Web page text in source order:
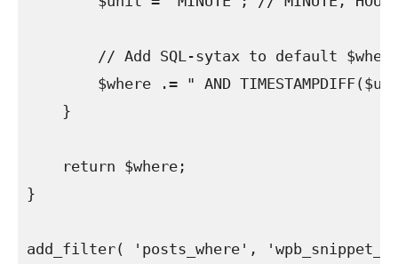
// Add SQL-sytax to default
$where .= " AND
    }
    return $where;
}